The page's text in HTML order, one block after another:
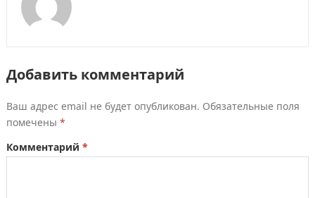
Добавить комментарий
Ваш адрес email не будет опубликован. Обязательные поля
помечены *
Комментарий *